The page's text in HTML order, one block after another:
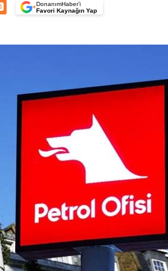
+DonanımHaber’i
Favori Kaynağın Yap